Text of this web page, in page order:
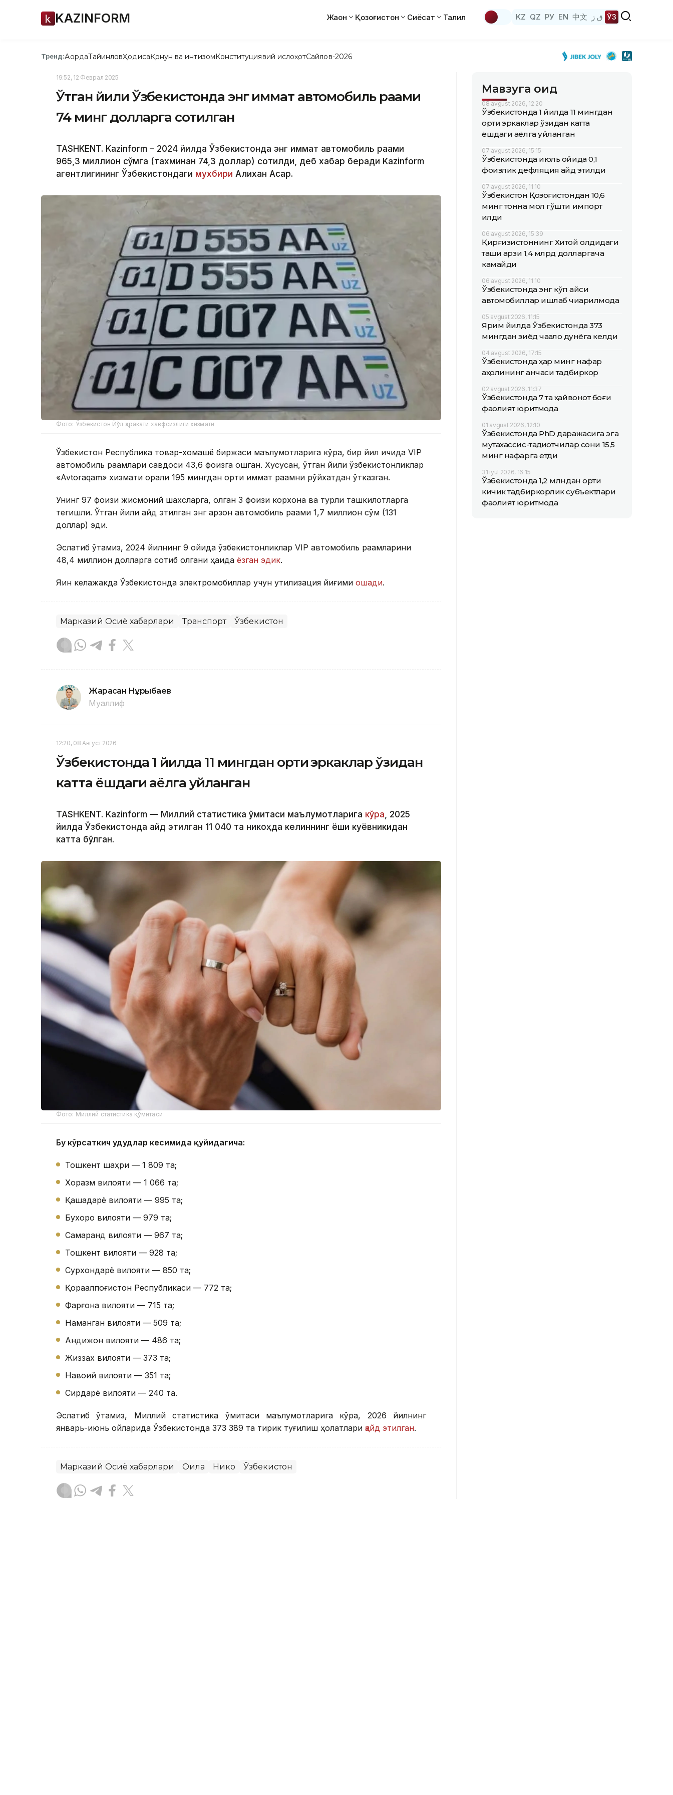
KAZINFORM Жаҳон Қозоғистон Сиёсат Таҳлил KZ QZ РУ EN 中文 ق ز ЎЗ
Тренд:АқордаТайинловҲодисаҚонун ва интизомКонституциявий ислоҳотСайлов-2026
19:52, 12 Феврал 2025
Ўтган йили Ўзбекистонда энг қиммат автомобиль рақами
74 минг долларга сотилган
TASHKENT. Kazinform – 2024 йилда Ўзбекистонда энг қиммат автомобиль рақами
965,3 миллион сўмга (тахминан 74,3 доллар) сотилди, деб хабар беради Kazinform
агентлигининг Ўзбекистондаги мухбири Алихан Асқар.
Фото: Ўзбекистон Йўл ҳаракати хавфсизлиги хизмати
Ўзбекистон Республика товар-хомашё биржаси маълумотларига кўра, бир йил ичида VIP
автомобиль рақамлари савдоси 43,6 фоизга ошган. Хусусан, ўтган йили ўзбекистонликлар
«Avtoraqam» хизмати орқали 195 мингдан ортиқ қиммат рақамни рўйхатдан ўтказган.
Унинг 97 фоизи жисмоний шахсларга, қолган 3 фоизи корхона ва турли ташкилотларга
тегишли. Ўтган йили қайд этилган энг арзон автомобиль рақами 1,7 миллион сўм (131
доллар) эди.
Эслатиб ўтамиз, 2024 йилнинг 9 ойида ўзбекистонликлар VIP автомобиль рақамларини
48,4 миллион долларга сотиб олгани ҳақида ёзган эдик.
Яқин келажакда Ўзбекистонда электромобиллар учун утилизация йиғими ошади.
Марказий Осиё хабарлари Транспорт Ўзбекистон
Жарасқан Нұрыбаев
Муаллиф
12:20, 08 Август 2026
Ўзбекистонда 1 йилда 11 мингдан ортиқ эркаклар ўзидан
катта ёшдаги аёлга уйланган
TASHKENT. Kazinform — Миллий статистика қўмитаси маълумотларига кўра , 2025
йилда Ўзбекистонда қайд этилган 11 040 та никоҳда келиннинг ёши куёвникидан
катта бўлган.
Фото: Миллий статистика қўмитаси
Бу кўрсаткич ҳудудлар кесимида қуйидагича:
Тошкент шаҳри — 1 809 та;
Хоразм вилояти — 1 066 та;
Қашқадарё вилояти — 995 та;
Бухоро вилояти — 979 та;
Самарқанд вилояти — 967 та;
Тошкент вилояти — 928 та;
Сурхондарё вилояти — 850 та;
Қорақалпоғистон Республикаси — 772 та;
Фарғона вилояти — 715 та;
Наманган вилояти — 509 та;
Андижон вилояти — 486 та;
Жиззах вилояти — 373 та;
Навоий вилояти — 351 та;
Сирдарё вилояти — 240 та.
Эслатиб ўтамиз, Миллий статистика қўмитаси маълумотларига кўра, 2026 йилнинг
январь-июнь ойларида Ўзбекистонда 373 389 та тирик туғилиш ҳолатлари қайд этилган.
Марказий Осиё хабарлари Оила Никоҳ Ўзбекистон
Мавзуга оид
08 avgust 2026, 12:20
Ўзбекистонда 1 йилда 11 мингдан
ортиқ эркаклар ўзидан катта
ёшдаги аёлга уйланган
07 avgust 2026, 15:15
Ўзбекистонда июль ойида 0,1
фоизлик дефляция қайд этилди
07 avgust 2026, 11:10
Ўзбекистон Қозоғистондан 10,6
минг тонна мол гўшти импорт
қилди
06 avgust 2026, 15:39
Қирғизистоннинг Хитой олдидаги
ташқи қарзи 1,4 млрд долларгача
камайди
06 avgust 2026, 11:10
Ўзбекистонда энг кўп қайси
автомобиллар ишлаб чиқарилмоқда
05 avgust 2026, 11:15
Ярим йилда Ўзбекистонда 373
мингдан зиёд чақалоқ дунёга келди
04 avgust 2026, 17:15
Ўзбекистонда ҳар минг нафар
аҳолининг қанчаси тадбиркор
02 avgust 2026, 11:37
Ўзбекистонда 7 та ҳайвонот боғи
фаолият юритмоқда
01 avgust 2026, 12:10
Ўзбекистонда PhD даражасига эга
мутахассис-тадқиқотчилар сони 15,5
минг нафарга етди
31 iyul 2026, 16:15
Ўзбекистонда 1,2 млндан ортиқ
кичик тадбиркорлик субъектлари
фаолият юритмоқда